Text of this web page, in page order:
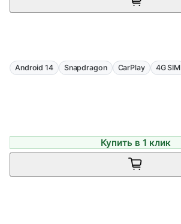
Android 14 Snapdragon CarPlay 4G SIM
Купить в 1 клик